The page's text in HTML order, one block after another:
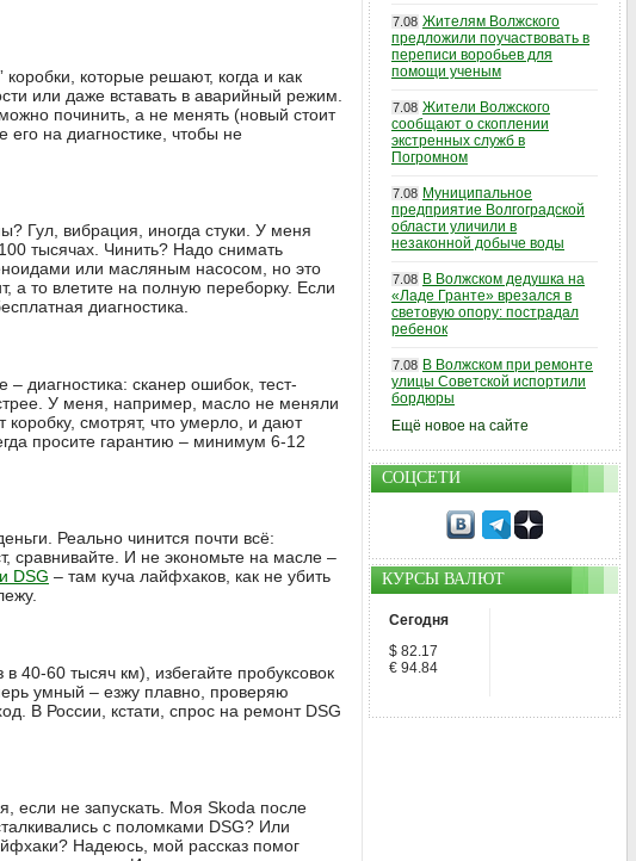
которые решают, когда и как
или даже вставать в аварийный режим.
починить, а не менять (новый стоит
на диагностике, чтобы не
Гул, вибрация, иногда стуки. У меня
тысячах. Чинить? Надо снимать
или масляным насосом, но это
а то влетите на полную переборку. Если
диагностика.
диагностика: сканер ошибок, тест-
У меня, например, масло не меняли
смотрят, что умерло, и дают
просите гарантию – минимум 6-12
Реально чинится почти всё:
сравнивайте. И не экономьте на масле –
DSG – там куча лайфхаков, как не убить
40-60 тысяч км), избегайте пробуксовок
умный – езжу плавно, проверяю
В России, кстати, спрос на ремонт DSG
если не запускать. Моя Skoda после
с поломками DSG? Или
Надеюсь, мой рассказ помог
7.08 Жителям Волжского
предложили поучаствовать в
переписи воробьев для
помощи ученым
7.08 Жители Волжского
сообщают о скоплении
экстренных служб в
Погромном
7.08 Муниципальное
предприятие Волгоградской
области уличили в
незаконной добыче воды
7.08 В Волжском дедушка на
«Ладе Гранте» врезался в
световую опору: пострадал
ребенок
7.08 В Волжском при ремонте
улицы Советской испортили
бордюры
Ещё новое на сайте
СОЦСЕТИ
КУРСЫ ВАЛЮТ
Сегодня
$ 82.17
€ 94.84